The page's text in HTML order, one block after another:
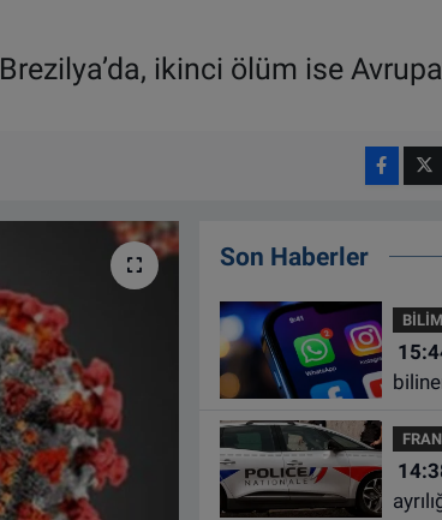
ikinci ölüm ise
Son Haberler
hale